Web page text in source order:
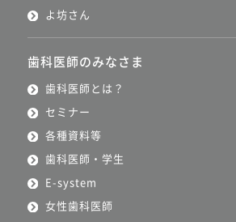
よ坊さん
歯科医師のみなさま
歯科医師とは？
セミナー
各種資料等
歯科医師・学生
E-system
女性歯科医師